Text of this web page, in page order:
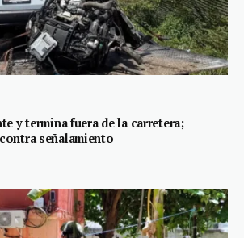
y termina fuera de la carretera;
señalamiento